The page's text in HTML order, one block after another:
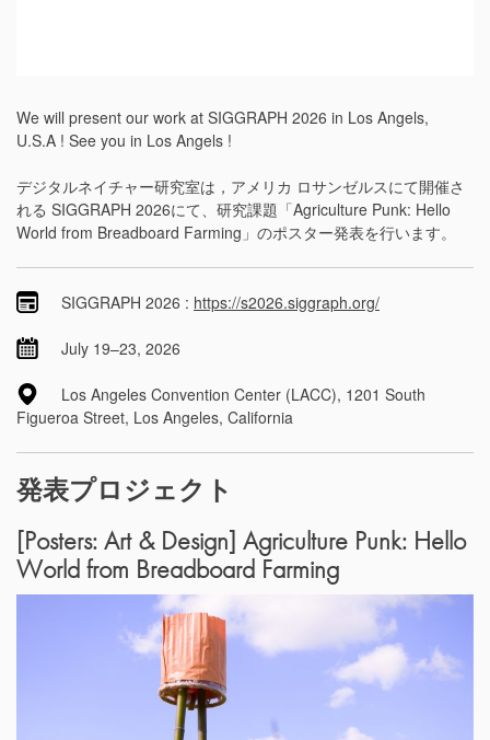
We will present our work at SIGGRAPH 2026 in Los Angels,
U.S.A ! See you in Los Angels !
デジタルネイチャー研究室は，アメリカ ロサンゼルスにて開催さ
れる SIGGRAPH 2026にて、研究課題「Agriculture Punk: Hello
World from Breadboard Farming」のポスター発表を行います。
SIGGRAPH 2026 : https://s2026.siggraph.org/
July 19–23, 2026
Los Angeles Convention Center (LACC), 1201 South
Figueroa Street, Los Angeles, California
発表プロジェクト
[Posters: Art & Design] Agriculture Punk: Hello
World from Breadboard Farming